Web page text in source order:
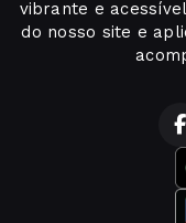
vibrante e
do nosso site e